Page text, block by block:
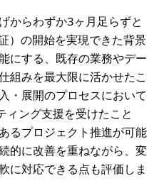
からわずか3ヶ月足らずと
）の開始を実現できた背景
にする、既存の業務やデー
組みを最大限に活かせたこ
・展開のプロセスにおいて
ィング支援を受けたこと
るプロジェクト推進が可能
的に改善を重ねながら、変
に対応できる点も評価しま